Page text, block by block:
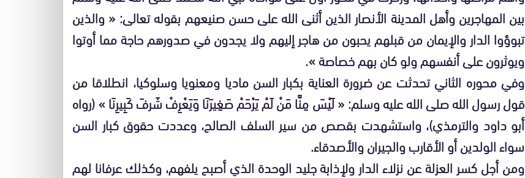
بين المهاجرين وأهل المدينة الأنصار الذين أثنى الله على حسن صنيعهم بقوله تعالى: « والذين
تبوؤوا الدار والإيمان من قبلهم يحبون من هاجر إليهم ولا يجدون في صدورهم حاجة مما أوتوا
ويوثرون على أنفسهم ولو كان بهم خصاصة ».
وفي محوره الثاني تحدثت عن ضرورة العناية بكبار السن ماديا ومعنويا وسلوكيا، انطلاقا من
قول رسول الله صلى الله عليه وسلم: « لَيْسَ مِنَّا مَنْ لَمْ يَرْحَمْ صَغِيرَنَا وَيَعْرِفْ شَرفَ كَبِيرِنَا » (رواه
أبو داود والترمذي)، واستشهدت بقصص من سير السلف الصالح، وعددت حقوق كبار السن
سواء الولدين أو الأقارب والجيران والأصدقاء.
ومن أجل كسر العزلة عن نزلاء الدار ولإذابة جليد الوحدة الذي أصبح يلفهم، وكذلك عرفانا لهم